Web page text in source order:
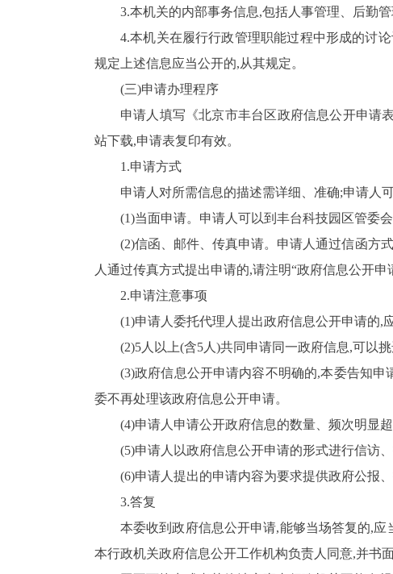
3.本机关的内部事务信息,包括人事管理、后勤
4.本机关在履行行政管理职能过程中形成的讨
规定上述信息应当公开的,从其规定。
(三)申请办理程序
申请人填写《北京市丰台区政府信息公开申请表
站下载,申请表复印有效。
1.申请方式
申请人对所需信息的描述需详细、准确;申请人
(1)当面申请。申请人可以到丰台科技园区管委会
(2)信函、邮件、传真申请。申请人通过信函方
人通过传真方式提出申请的,请注明“政府信息公开申
2.申请注意事项
(1)申请人委托代理人提出政府信息公开申请的,
(2)5 人以上(含5 人)共同申请同一政府信息,可以
(3)政府信息公开申请内容不明确的,本委告知
委不再处理该政府信息公开申请。
(4)申请人申请公开政府信息的数量、频次明显
(5)申请人以政府信息公开申请的形式进行信访
(6)申请人提出的申请内容为要求提供政府公报
3.答复
本委收到政府信息公开申请,能够当场答复的,
本行政机关政府信息公开工作机构负责人同意,并书